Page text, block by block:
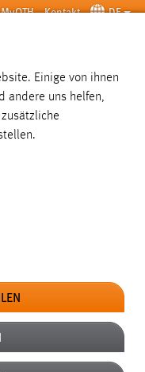
MyOTH Kontakt DE
SUCHE
Einige von ihnen
andere uns helfen,